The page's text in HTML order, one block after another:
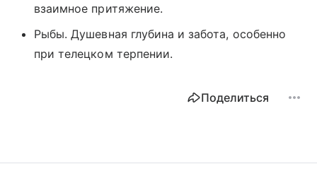
взаимное притяжение.
Рыбы. Душевная глубина и забота, особенно
при телецком терпении.
Поделиться